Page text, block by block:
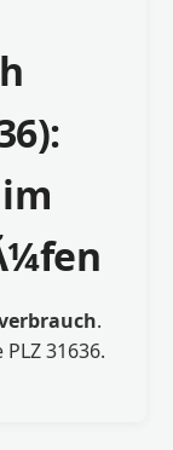
.
31636.